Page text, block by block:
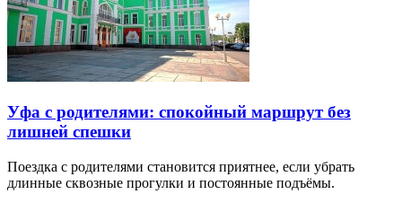
Уфа с родителями: спокойный маршрут без
лишней спешки
Поездка с родителями становится приятнее, если убрать
длинные сквозные прогулки и постоянные подъёмы.